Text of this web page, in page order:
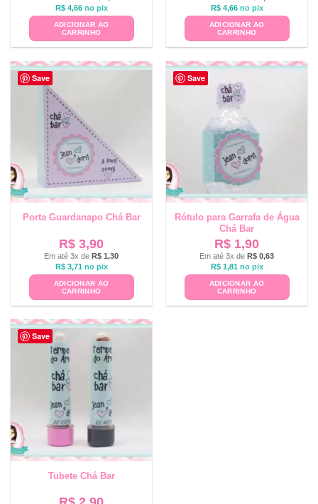
R$4,66 no pix
ADICIONAR AO
CARRINHO
R$4,66 no pix
ADICIONAR AO
CARRINHO
Save
Porta Guardanapo Chá Bar
R$ 3,90
Em até 3x de R$ 1,30
R$3,71 no pix
ADICIONAR AO
CARRINHO
Save
Rótulo para Garrafa de Água
Chá Bar
R$ 1,90
Em até 3x de R$ 0,63
R$1,81 no pix
ADICIONAR AO
CARRINHO
Save
Tubete Chá Bar